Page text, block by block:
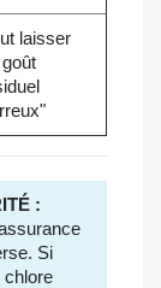
laisser
:
Si
chlore